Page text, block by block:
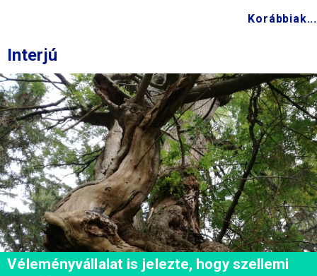
Korábbiak...
Interjú
Véleményvállalat is jelezte, hogy szellemi